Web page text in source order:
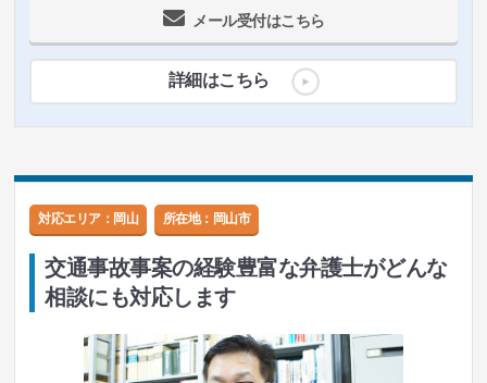
メール受付はこちら
詳細はこちら
対応エリア：岡山 所在地： 岡山市
交通事故事案の経験豊富な弁護士がどんな
相談にも対応します